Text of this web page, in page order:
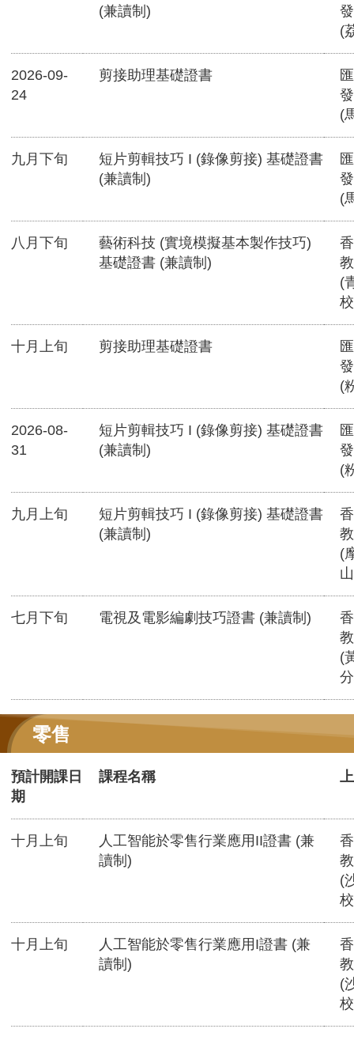
(兼讀制)
(
2026-09-
24
剪接助理基礎證書
(
九月下旬
短片剪輯技巧 I (錄像剪接) 基礎證書
(兼讀制)
(
八月下旬
藝術科技 (實境模擬基本製作技巧)
基礎證書 (兼讀制)
(
十月上旬 剪接助理基礎證書
(
2026-08-
31
短片剪輯技巧 I (錄像剪接) 基礎證書
(兼讀制)
(
九月上旬
短片剪輯技巧 I (錄像剪接) 基礎證書
(兼讀制)
(
七月下旬 電視及電影編劇技巧證書 (兼讀制)
(
零售
預計開課日
期
課程名稱
十月上旬
人工智能於零售行業應用II證書 (兼
讀制)
(
十月上旬
人工智能於零售行業應用I證書 (兼
讀制)
(